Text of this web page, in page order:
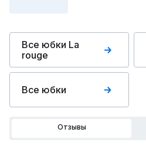
Все юбки La
rouge
Все юбки
Отзывы